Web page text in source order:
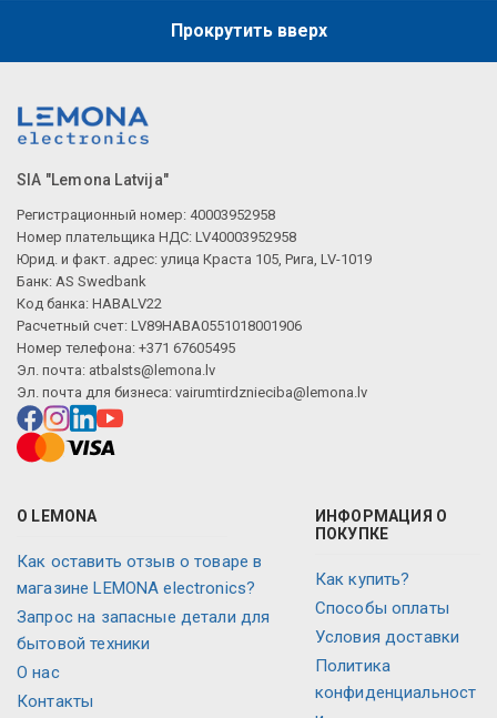
Прокрутить вверх
SIA "Lemona Latvija"
Регистрационный номер: 40003952958
Номер плательщика НДС: LV40003952958
Юрид. и факт. адрес: улица Краста 105, Рига, LV-1019
Банк: AS Swedbank
Код банка: HABALV22
Расчетный счет: LV89HABA0551018001906
Номер телефона: +371 67605495
Эл. почта: atbalsts@lemona.lv
Эл. почта для бизнеса: vairumtirdznieciba@lemona.lv
О LEMONA
Как оставить отзыв о товаре в
магазине LEMONA electronics?
Запрос на запасные детали для
бытовой техники
О нас
Контакты
ИНФОРМАЦИЯ О
ПОКУПКЕ
Как купить?
Способы оплаты
Условия доставки
Политика
конфиденциальност